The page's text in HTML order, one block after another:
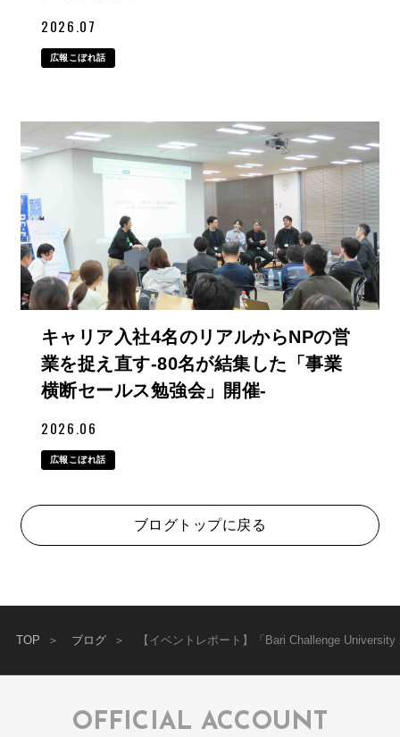
2026.07
広報こぼれ話
キャリア入社4名のリアルからNPの営
業を捉え直す-80名が結集した「事業
横断セールス勉強会」開催-
2026.06
広報こぼれ話
ブログトップに戻る
TOP ブログ 【イベントレポート】「Bari Challenge
OFFICIAL ACCOUNT